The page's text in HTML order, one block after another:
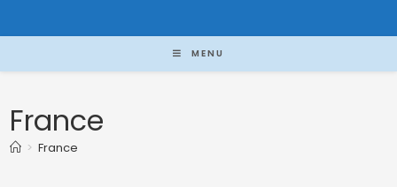
MENU
France
> France